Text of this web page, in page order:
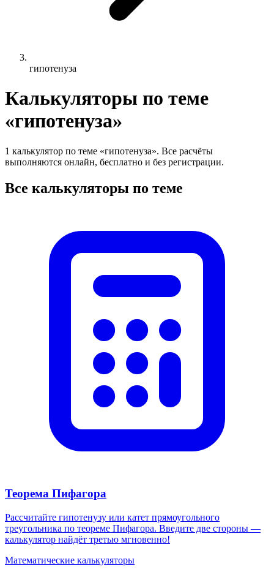
гипотенуза
Калькуляторы по теме
«гипотенуза»
1 калькулятор по теме «гипотенуза». Все расчёты
выполняются онлайн, бесплатно и без регистрации.
Все калькуляторы по теме
Теорема Пифагора
Рассчитайте гипотенузу или катет прямоугольного
треугольника по теореме Пифагора. Введите две стороны —
калькулятор найдёт третью мгновенно!
Математические калькуляторы